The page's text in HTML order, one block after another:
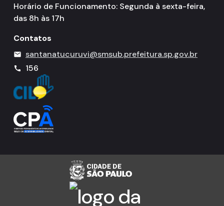
Horário de Funcionamento: Segunda à sexta-feira,
das 8h às 17h
Contatos
mail santanatucuruvi@smsub.prefeitura.sp.gov.br
call 156